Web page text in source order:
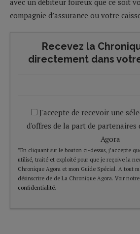
compagnie d’assurance ou votre
Recevez la
directement dans
J'accepte de recevoir une
d'offres de la part de partenaires
Agora
*En cliquant sur le bouton ci-dessus, j’accepte
utilisé, traité et exploité pour que je reçoive la
Chronique Agora et mon Guide Spécial. A tout
désinscrire de de La Chronique Agora. Voir notre
confidentialité.